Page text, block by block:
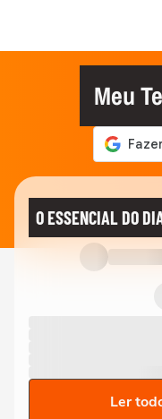
Meu
O ESSENCIAL DO
Ler